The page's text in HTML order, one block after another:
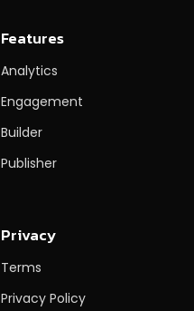
Features
Analytics
Engagement
Builder
Publisher
Privacy
Terms
Privacy Policy